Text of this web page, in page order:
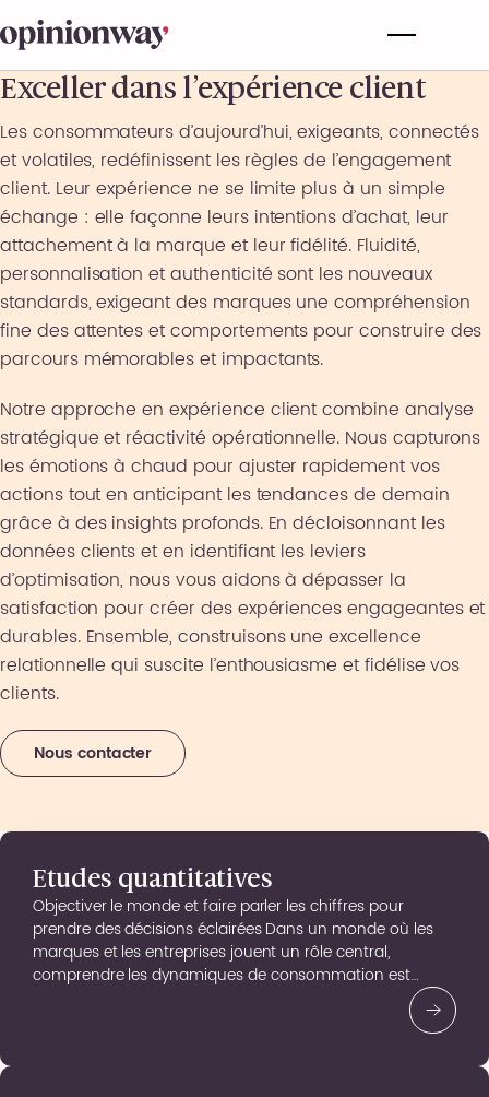
Exceller dans l’expérience client
Les consommateurs d’aujourd’hui, exigeants, connectés
et volatiles, redéfinissent les règles de l’engagement
client. Leur expérience ne se limite plus à un simple
échange : elle façonne leurs intentions d’achat, leur
attachement à la marque et leur fidélité. Fluidité,
personnalisation et authenticité sont les nouveaux
standards, exigeant des marques une compréhension
fine des attentes et comportements pour construire des
parcours mémorables et impactants.
Notre approche en expérience client combine analyse
stratégique et réactivité opérationnelle. Nous capturons
les émotions à chaud pour ajuster rapidement vos
actions tout en anticipant les tendances de demain
grâce à des insights profonds. En décloisonnant les
données clients et en identifiant les leviers
d’optimisation, nous vous aidons à dépasser la
satisfaction pour créer des expériences engageantes et
durables. Ensemble, construisons une excellence
relationnelle qui suscite l’enthousiasme et fidélise vos
clients.
Nous contacter
Etudes quantitatives
Objectiver le monde et faire parler les chiffres pour
prendre des décisions éclairées Dans un monde où les
marques et les entreprises jouent un rôle central,
comprendre les dynamiques de consommation est